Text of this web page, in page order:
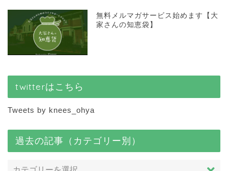
無料メルマガサービス始めます【大
家さんの知恵袋】
twitterはこちら
Tweets by knees_ohya
過去の記事（カテゴリー別）